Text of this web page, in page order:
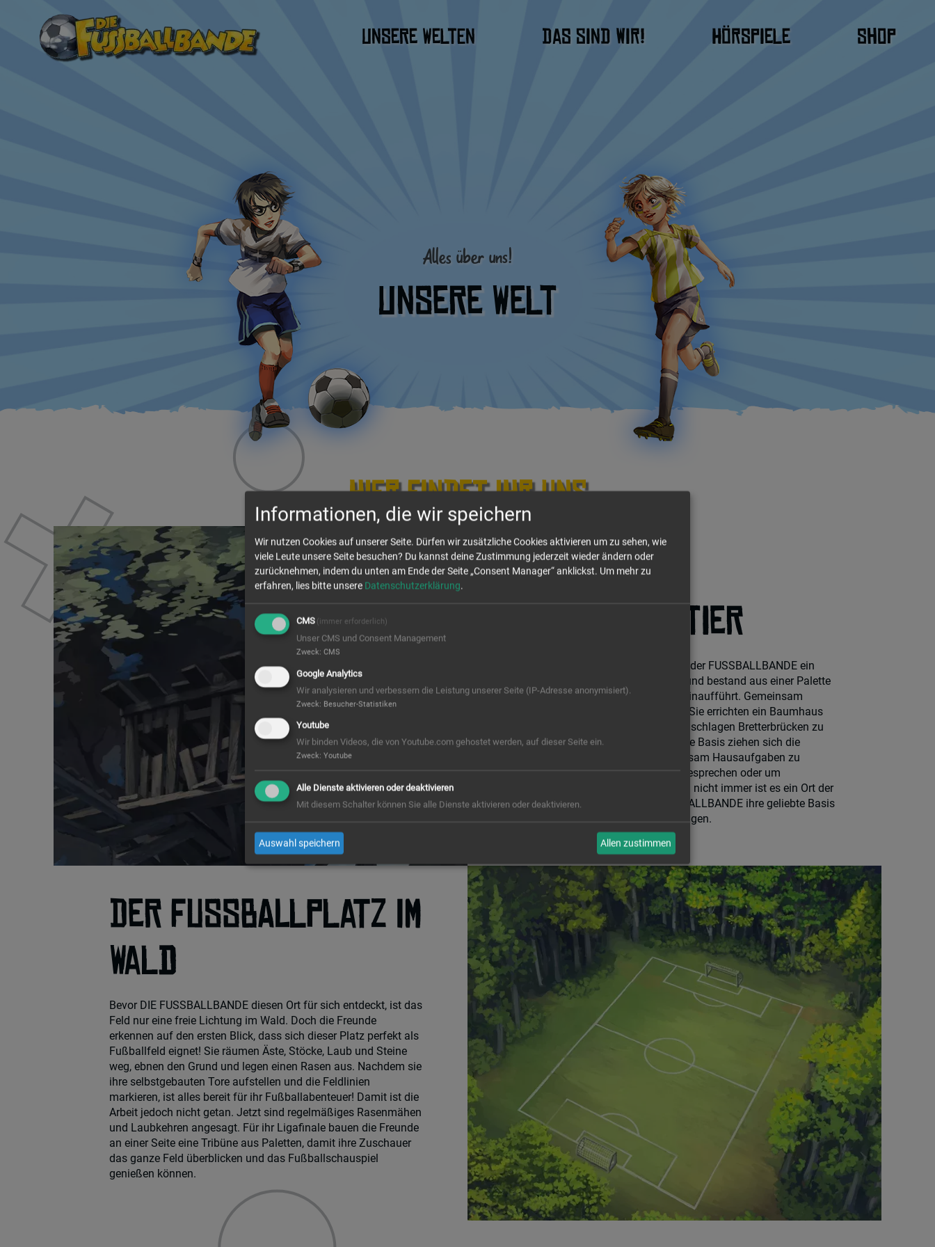
Informationen, die wir speichern
Wir nutzen Cookies auf unserer Seite. Dürfen wir zusätzliche Cookies aktivieren um zu sehen, wie
viele Leute unsere Seite besuchen? Du kannst deine Zustimmung jederzeit wieder ändern oder
zurücknehmen, indem du unten am Ende der Seite „Consent Manager“ anklickst. Um mehr zu
erfahren, lies bitte unsere Datenschutzerklärung.
CMS (immer erforderlich)
Unser CMS und Consent Management
Zweck: CMS
Google Analytics
Wir analysieren und verbessern die Leistung unserer Seite (IP-Adresse anonymisiert).
Zweck: Besucher-Statistiken
Youtube
Wir binden Videos, die von Youtube.com gehostet werden, auf dieser Seite ein.
Zweck: Youtube
Alle Dienste aktivieren oder deaktivieren
Mit diesem Schalter können Sie alle Dienste aktivieren oder deaktivieren.
Auswahl speichern Allen zustimmen
Hauptmenü
Unsere Welten Das sind wir! Hörspiele Shop
Alles über uns!
Unsere Welt
Hier findet ihr uns
Unser
Hauptquartier
Zu Anfang war das Hauptquartier der FUSSBALLBANDE ein
kleiner Rückzugsort für Christian und bestand aus einer Palette
im Baum, zu der eine Strickleiter hinaufführt. Gemeinsam
weiten die Freunde die Basis aus. Sie errichten ein Baumhaus
mit verschließbarem Eingang und schlagen Bretterbrücken zu
den naheliegenden Bäumen. In ihre Basis ziehen sich die
Freunde gerne zurück, um gemeinsam Hausaufgaben zu
machen, ihre großen Träume zu besprechen oder um
Krisensitzungen abzuhalten. Doch nicht immer ist es ein Ort der
Idylle. Mehrfach muss
DIE FUSSBALLBANDE ihre geliebte Basis
gegen eine Schlägerbande verteidigen.
Der Fußballplatz im
Wald
Bevor DIE FUSSBALLBANDE diesen Ort für sich entdeckt, ist das
Feld nur eine freie Lichtung im Wald. Doch die Freunde
erkennen auf den ersten Blick, dass sich dieser Platz perfekt als
Fußballfeld eignet! Sie räumen Äste, Stöcke, Laub und Steine
weg, ebnen den Grund und legen einen Rasen aus. Nachdem sie
ihre selbstgebauten Tore aufstellen und die Feldlinien
markieren, ist alles bereit für ihr Fußballabenteuer! Damit ist die
Arbeit jedoch nicht getan. Jetzt sind regelmäßiges Rasenmähen
und Laubkehren angesagt. Für ihr Ligafinale bauen die Freunde
an einer Seite eine Tribüne aus Paletten, damit ihre Zuschauer
das ganze Feld überblicken und das Fußballschauspiel
genießen können.